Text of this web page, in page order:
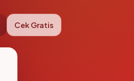
Cek Gratis